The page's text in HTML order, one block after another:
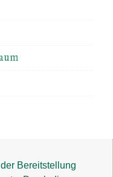
Bereitstellung